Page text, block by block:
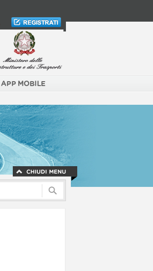
APP MOBILE